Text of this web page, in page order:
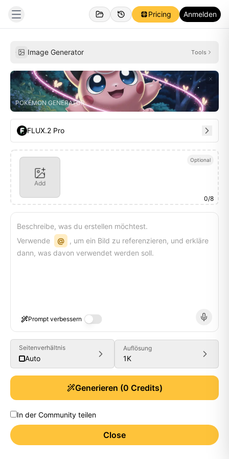
Pricing Anmelden
Image Generator Tools
POKÉMON GENERATOR
FLUX.2 Pro
Optional
Add
0/8
Beschreibe, was du erstellen möchtest.
Verwende
@
, um ein Bild zu referenzieren, und erkläre
dann, was davon verwendet werden soll.
Prompt verbessern
Seitenverhältnis
Auto
Auflösung
1K
Generieren (0 Credits)
In der Community teilen
Close
Generate